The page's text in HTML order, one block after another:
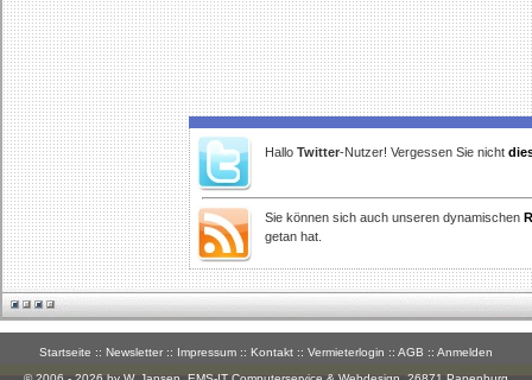
Hallo Twitter-Nutzer! Vergessen Sie nicht
Sie können sich auch unseren dynamischen
getan hat.
Startseite :: Newsletter :: Impressum :: Kontakt :: Vermieterlogin :: AGB :: Anmelden